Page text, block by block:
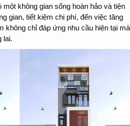
không gian sống hoàn hảo và tiện
gian, tiết kiệm chi phí, đến việc tăng
không chỉ đáp ứng nhu cầu hiện tại mà
lai.